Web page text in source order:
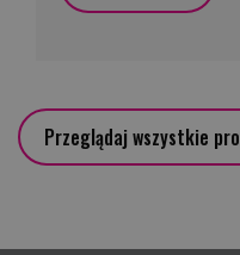
Przeglądaj wszystkie